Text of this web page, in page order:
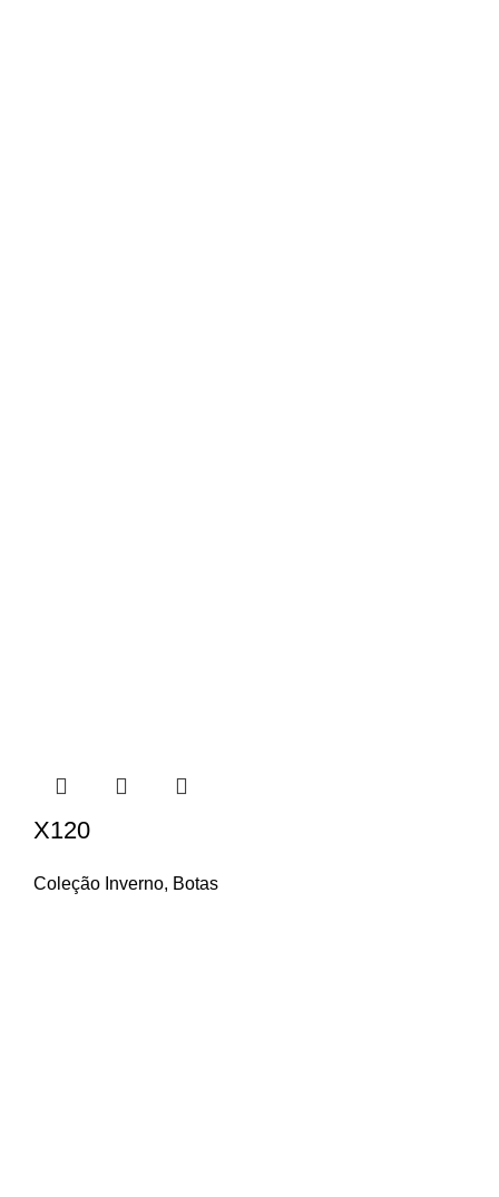
X120
Coleção Inverno, Botas